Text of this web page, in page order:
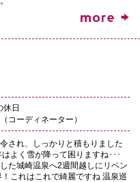
休日
ーディネーター）
され、しっかりと積もりました
よく雪が降って困りますね･･･
た城崎温泉へ2週間越しにリベン
これはこれで綺麗ですね 温泉巡